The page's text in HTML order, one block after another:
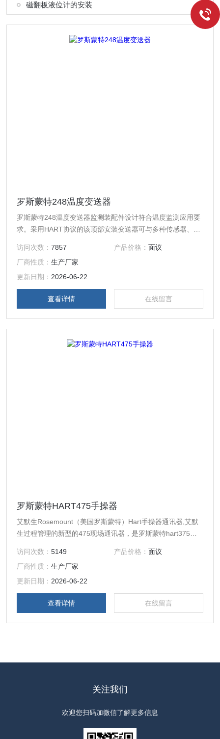
磁翻板液位计的安装
罗斯蒙特248温度变送器
罗斯蒙特248温度变送器监测装配件设计符合温度监测应用要
求。采用HART协议的该顶部安装变送器可与多种传感器、顶
供精确、可靠读数的罗斯蒙特产品设计。
访问次数：7857 产品价格： 面议
厂商性质：生产厂家
更新日期： 2026-06-22
查看详情 在线留言
罗斯蒙特HART475手操器
艾默生Rosemount（美国罗斯蒙特）Hart手操器通讯器,艾默
生过程管理的新型的475现场通讯器，是罗斯蒙特hart375手
现场总线通讯协议，并具有通用、可靠、便携、本安、易于升
级等特点。这些特点将迅速使罗斯蒙特475成为新的标准。
访问次数：5149 产品价格： 面议
厂商性质：生产厂家
更新日期： 2026-06-22
查看详情 在线留言
关注我们
欢迎您扫码加微信了解更多信息